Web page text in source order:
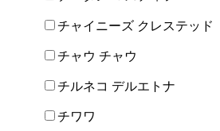
チャイニーズ クレステッド
チャウ チャウ
チルネコ デルエトナ
チワワ